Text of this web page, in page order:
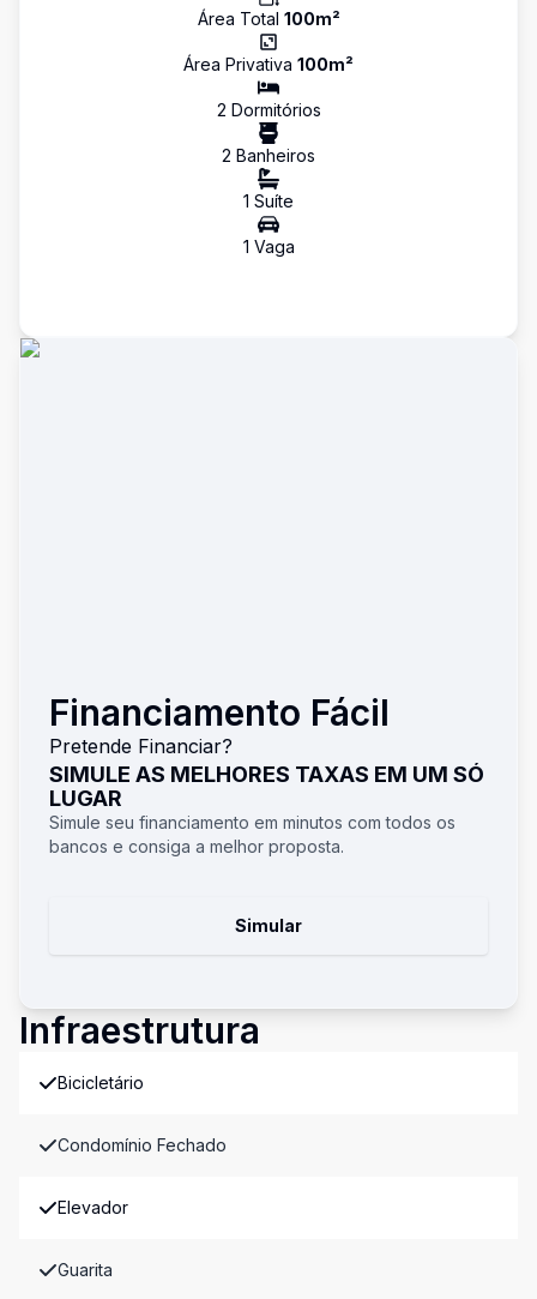
Área Total 100m²
Área Privativa 100m²
2 Dormitórios
2 Banheiros
1 Suíte
1 Vaga
Financiamento Fácil
Pretende Financiar?
SIMULE AS MELHORES TAXAS EM UM SÓ
LUGAR
Simule seu financiamento em minutos com todos os
bancos e consiga a melhor proposta.
Simular
Infraestrutura
Bicicletário
Condomínio Fechado
Elevador
Guarita